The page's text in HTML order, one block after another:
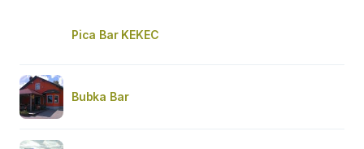
Pica Bar KEKEC
Bubka Bar